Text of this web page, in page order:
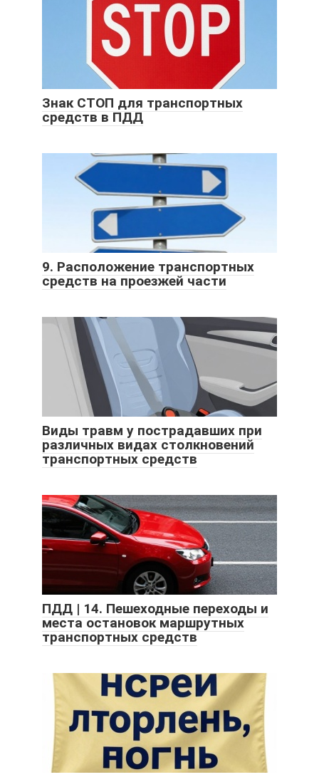
Знак СТОП для транспортных
средств в ПДД
9. Расположение транспортных
средств на проезжей части
Виды травм у пострадавших при
различных видах столкновений
транспортных средств
ПДД | 14. Пешеходные переходы и
места остановок маршрутных
транспортных средств